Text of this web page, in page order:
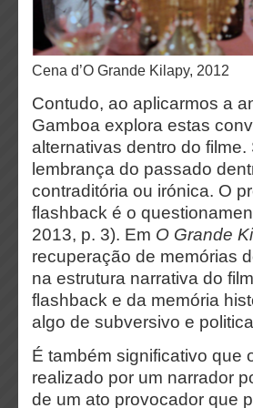
Cena d’O Grande Kilapy, 2012
Contudo, ao aplicarmos a
Gamboa explora estas
alternativas dentro do
lembrança do passado
contraditória ou irónica. O
flashback é o
2013, p. 3). Em O Grande
recuperação de memórias
na estrutura narrativa do
flashback e da memória
algo de subversivo e
É também significativo que
realizado por um narrador
de um ato provocador que